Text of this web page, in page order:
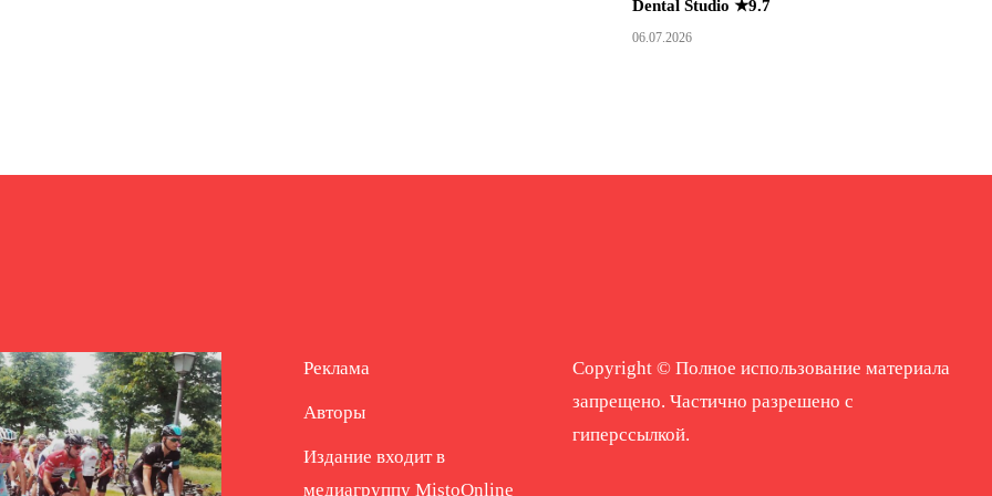
Dental Studio ★9.7
06.07.2026
Реклама
Авторы
Издание входит в
медиагруппу MistoOnline
Copyright © Полное использование материала
запрещено. Частично разрешено с
гиперссылкой.